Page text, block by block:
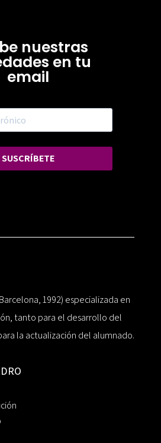
nuestras
en tu
email
SUSCRÍBETE
1992) especializada en
tanto para el desarrollo del
la actualización del alumnado.